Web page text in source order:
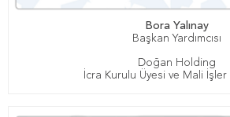
Bora Yalınay
Başkan Yardımcısı
Doğan Holding
İcra Kurulu Üyesi ve Mali İşler